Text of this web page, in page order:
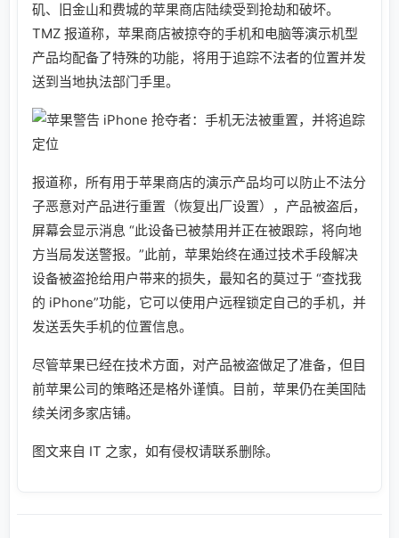
矶、旧金山和费城的苹果商店陆续受到抢劫和破坏。
TMZ 报道称，苹果商店被掠夺的手机和电脑等演示机型
产品均配备了特殊的功能，将用于追踪不法者的位置并发
送到当地执法部门手里。
报道称，所有用于苹果商店的演示产品均可以防止不法分
子恶意对产品进行重置（恢复出厂设置），产品被盗后，
屏幕会显示消息 “此设备已被禁用并正在被跟踪，将向地
方当局发送警报。”此前，苹果始终在通过技术手段解决
设备被盗抢给用户带来的损失，最知名的莫过于 “查找我
的 iPhone”功能，它可以使用户远程锁定自己的手机，并
发送丢失手机的位置信息。
尽管苹果已经在技术方面，对产品被盗做足了准备，但目
前苹果公司的策略还是格外谨慎。目前，苹果仍在美国陆
续关闭多家店铺。
图文来自 IT 之家，如有侵权请联系删除。